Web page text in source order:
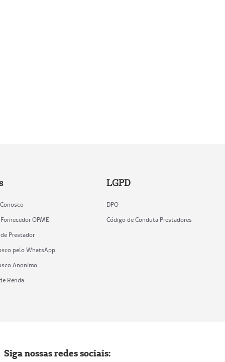
OPME
Prestador
pelo WhatsApp
Anonimo
Renda
LGPD
DPO
Código de Conduta Prestadores
Siga nossas redes sociais: